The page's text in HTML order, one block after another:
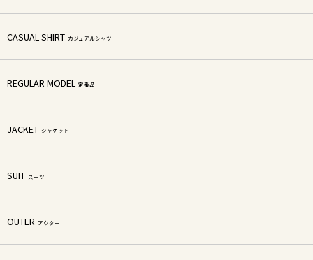
CASUAL SHIRT カジュアルシャツ
REGULAR MODEL 定番品
JACKET ジャケット
SUIT スーツ
OUTER アウター